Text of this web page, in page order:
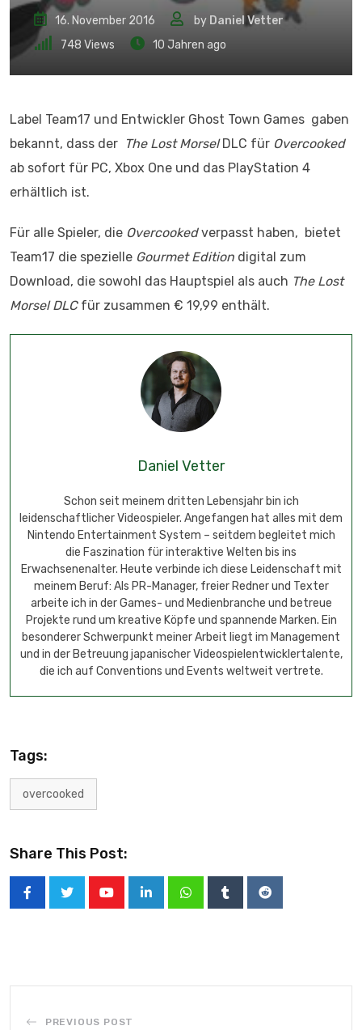
16. November 2016 by Daniel Vetter
748 Views 10 Jahren ago
Label Team17 und Entwickler Ghost Town Games gaben
bekannt, dass der The Lost MorselDLC für Overcooked
ab sofort für PC, Xbox One und das PlayStation 4
erhältlich ist.
Für alle Spieler, die Overcookedverpasst haben, bietet
Team17 die spezielle Gourmet Edition digital zum
Download, die sowohl das Hauptspiel als auch The Lost
Morsel DLCfür zusammen € 19,99 enthält.
Daniel Vetter
Schon seit meinem dritten Lebensjahr bin ich
leidenschaftlicher Videospieler. Angefangen hat alles mit dem
Nintendo Entertainment System – seitdem begleitet mich
die Faszination für interaktive Welten bis ins
Erwachsenenalter. Heute verbinde ich diese Leidenschaft mit
meinem Beruf: Als PR-Manager, freier Redner und Texter
arbeite ich in der Games- und Medienbranche und betreue
Projekte rund um kreative Köpfe und spannende Marken. Ein
besonderer Schwerpunkt meiner Arbeit liegt im Management
und in der Betreuung japanischer Videospielentwicklertalente,
die ich auf Conventions und Events weltweit vertrete.
Tags:
overcooked
Share This Post:
PREVIOUS POST